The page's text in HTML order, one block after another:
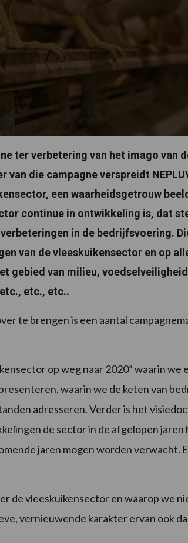
ter verbetering van het imago van
van die campagne verspreidt
een waarheidsgetrouw
continue in ontwikkeling is, dat
in de bedrijfsvoering.
van de vleeskuikensector en op
gebied van milieu,
etc., etc..
te brengen is een aantal
op weg naar 2020” waarin we
waarin we de keten van
adresseren. Verder is het
de sector in de afgelopen jaren
jaren mogen worden verwacht.
de vleeskuikensector en waarop we
vernieuwende karakter ervan ook